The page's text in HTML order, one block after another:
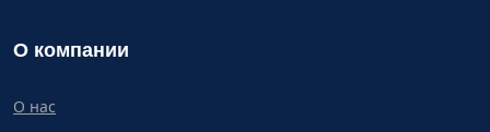
О компании
О нас